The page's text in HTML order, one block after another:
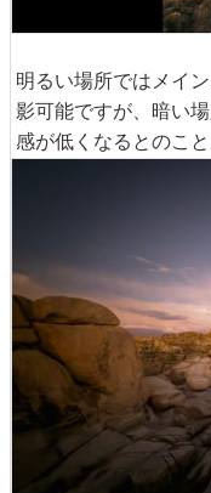
明るい場所ではメイ
影可能ですが、暗い
感が低くなるとのこと